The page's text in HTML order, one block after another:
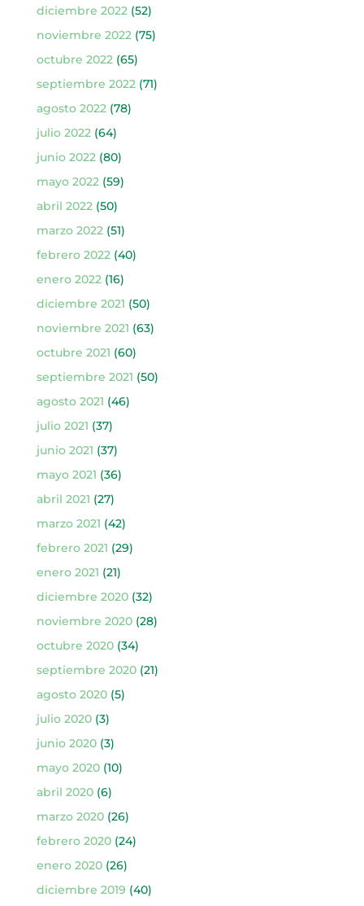
diciembre 2022 (52)
noviembre 2022 (75)
octubre 2022 (65)
septiembre 2022 (71)
agosto 2022 (78)
julio 2022 (64)
junio 2022 (80)
mayo 2022 (59)
abril 2022 (50)
marzo 2022 (51)
febrero 2022 (40)
enero 2022 (16)
diciembre 2021 (50)
noviembre 2021 (63)
octubre 2021 (60)
septiembre 2021 (50)
agosto 2021 (46)
julio 2021 (37)
junio 2021 (37)
mayo 2021 (36)
abril 2021 (27)
marzo 2021 (42)
febrero 2021 (29)
enero 2021 (21)
diciembre 2020(32)
noviembre 2020(28)
octubre 2020(34)
septiembre 2020(21)
agosto 2020(5)
julio 2020(3)
junio 2020(3)
mayo 2020(10)
abril 2020(6)
marzo 2020(26)
febrero 2020(24)
enero 2020(26)
diciembre 2019 (40)